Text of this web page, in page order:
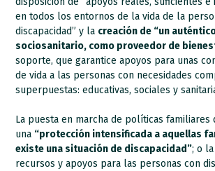
en todos los entornos de la vida de la
discapacidad” y la creación de “un
sociosanitario, como proveedor de
soporte, que garantice apoyos para unas
de vida a las personas con necesidades
superpuestas: educativas, sociales y
La puesta en marcha de políticas familiares
una “protección intensificada a aquellas
existe una situación de discapacidad”; o
recursos y apoyos para las personas con